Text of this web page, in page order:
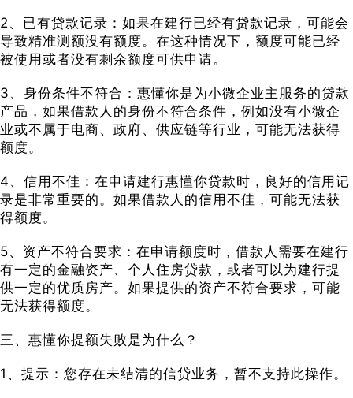
2、已有贷款记录：如果在建行已经有贷款记录，可能会
导致精准测额没有额度。在这种情况下，额度可能已经
被使用或者没有剩余额度可供申请。
3、身份条件不符合：惠懂你是为小微企业主服务的贷款
产品，如果借款人的身份不符合条件，例如没有小微企
业或不属于电商、政府、供应链等行业，可能无法获得
额度。
4、信用不佳：在申请建行惠懂你贷款时，良好的信用记
录是非常重要的。如果借款人的信用不佳，可能无法获
得额度。
5、资产不符合要求：在申请额度时，借款人需要在建行
有一定的金融资产、个人住房贷款，或者可以为建行提
供一定的优质房产。如果提供的资产不符合要求，可能
无法获得额度。
三、惠懂你提额失败是为什么？
1、提示：您存在未结清的信贷业务，暂不支持此操作。